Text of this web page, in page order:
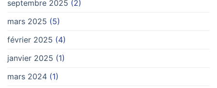
septembre 2025 (2)
mars 2025 (5)
février 2025 (4)
janvier 2025 (1)
mars 2024 (1)